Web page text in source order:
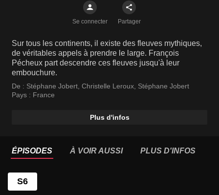
Se connecter Partager
Sur tous les continents, il existe des fleuves mythiques,
de véritables appels à prendre le large. François
Pécheux part descendre ces fleuves jusqu'à leur
embouchure.
De : Stéphane Jobert Christelle Leroux Stéphane Jobert
Pays : France
Plus d'infos
ÉPISODES À VOIR AUSSI PLUS D'INFOS
S6